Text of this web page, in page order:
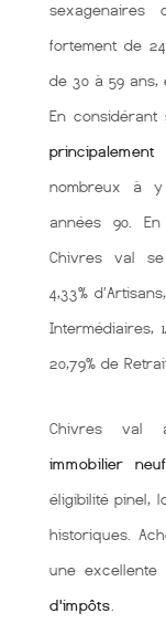
sexagenaires
fortement de
de 30 à 59 ans,
En considérant
nombreux à
années 90.
Chivres val se
4,33%
Intermédiaires,
20,79% de
Chivres val
immobilier
éligibilité pinel,
historiques.
une
d'impôts